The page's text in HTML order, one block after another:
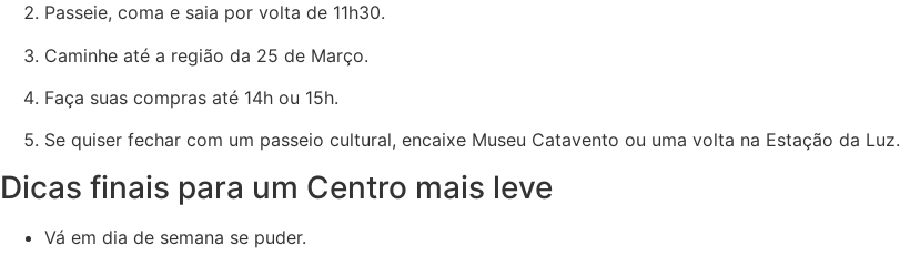
Passeie, coma e saia por volta de 11h30.
Caminhe até a região da 25 de Março.
Faça suas compras até 14h ou 15h.
Se quiser fechar com um passeio cultural, encaixe Museu Catavento ou uma volta na Estação da Luz.
Dicas finais para um Centro mais leve
Vá em dia de semana se puder.